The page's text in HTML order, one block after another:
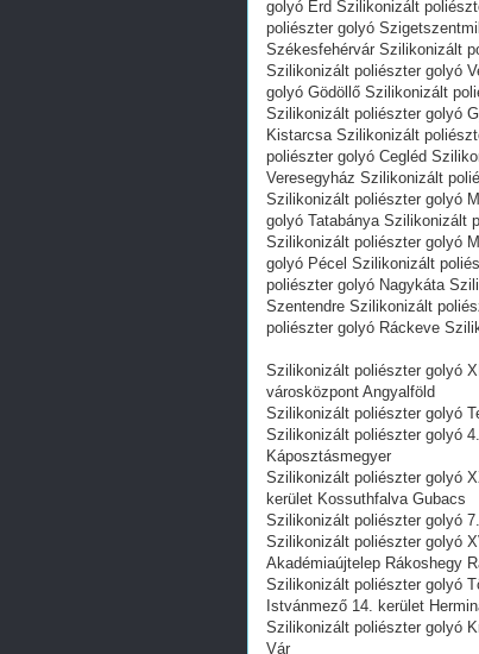
golyó Érd Szilikonizált
poliészter golyó
Székesfehérvár Szilikonizált
Szilikonizált poliészter golyó
golyó Gödöllő Szilikonizált
Szilikonizált poliészter golyó
Kistarcsa Szilikonizált
poliészter golyó Cegléd
Veresegyház Szilikonizált
Szilikonizált poliészter golyó
golyó Tatabánya Szilikonizált
Szilikonizált poliészter golyó
golyó Pécel Szilikonizált
poliészter golyó Nagykáta
Szentendre Szilikonizált
poliészter golyó Ráckeve
Szilikonizált poliészter golyó
városközpont Angyalföld
Szilikonizált poliészter golyó
Szilikonizált poliészter golyó
Káposztásmegyer
Szilikonizált poliészter golyó
kerület Kossuthfalva Gubacs
Szilikonizált poliészter golyó
Szilikonizált poliészter golyó
Akadémiaújtelep Rákoshegy
Szilikonizált poliészter golyó
Istvánmező 14. kerület
Szilikonizált poliészter golyó
Vár